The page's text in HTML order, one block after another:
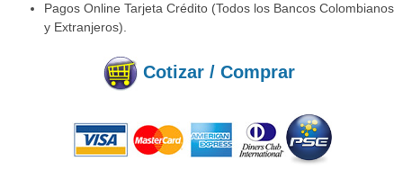
Pagos Online Tarjeta Crédito (Todos los Bancos Colombianos
y Extranjeros).
Cotizar / Comprar